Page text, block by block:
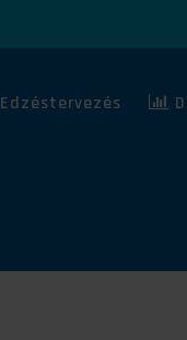
Edzéstervezés